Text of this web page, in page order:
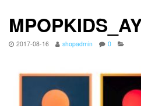
2017-08-16 shopadmin 0